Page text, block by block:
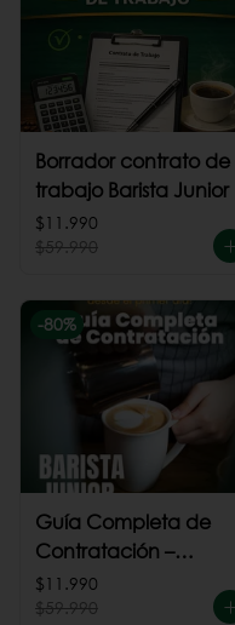
Borrador contrato de
trabajo Barista Junior
$11.990
$59.990
-80%
Guía Completa de
Contratación –
Barista Junior
$11.990
$59.990